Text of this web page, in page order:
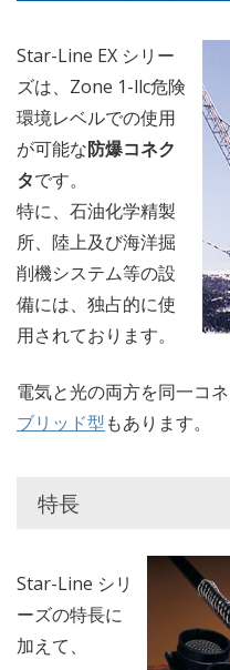
Star-Line EX シリー
ズは、Zone 1-llc危険
環境レベルでの使用
が可能な防爆コネク
タです。
特に、石油化学精製
所、陸上及び海洋掘
削機システム等の設
備には、独占的に使
用されております。
電気と光の両方を同一コ
ブリッド型もあります。
特長
Star-Line シリ
ーズの特長に
加えて、